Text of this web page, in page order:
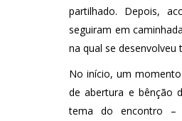
partilhado. Depois,
seguiram em
na qual se
No início, um
de abertura e bênção
tema do encontro –